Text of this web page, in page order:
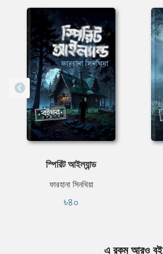
স্পিরিট আইল্যান্ড
ফারহানা সিনথিয়া
৳৪০
এ রকম আরও বই